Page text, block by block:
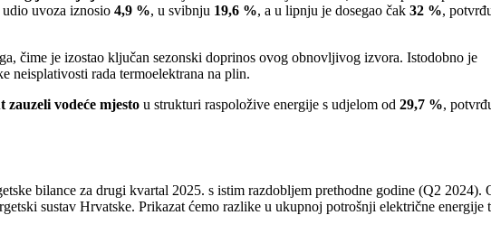
uvoza iznosio 4,9 %, u svibnju 19,6 %, a u lipnju je dosegao čak 32 %,
čime je izostao ključan sezonski doprinos ovog obnovljivog izvora. Istodobno je
neisplativosti rada termoelektrana na plin.
zauzeli vodeće mjestou strukturi raspoložive energije s udjelom od 29,7 %,
bilance za drugi kvartal 2025. s istim razdobljem prethodne godine (Q2 2024).
sustav Hrvatske. Prikazat ćemo razlike u ukupnoj potrošnji električne energije